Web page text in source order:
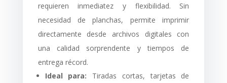
requieren inmediatez y flexibilidad. Sin
necesidad de planchas, permite imprimir
directamente desde archivos digitales con
una calidad sorprendente y tiempos de
entrega récord.
Ideal para:
Tiradas cortas, tarjetas de